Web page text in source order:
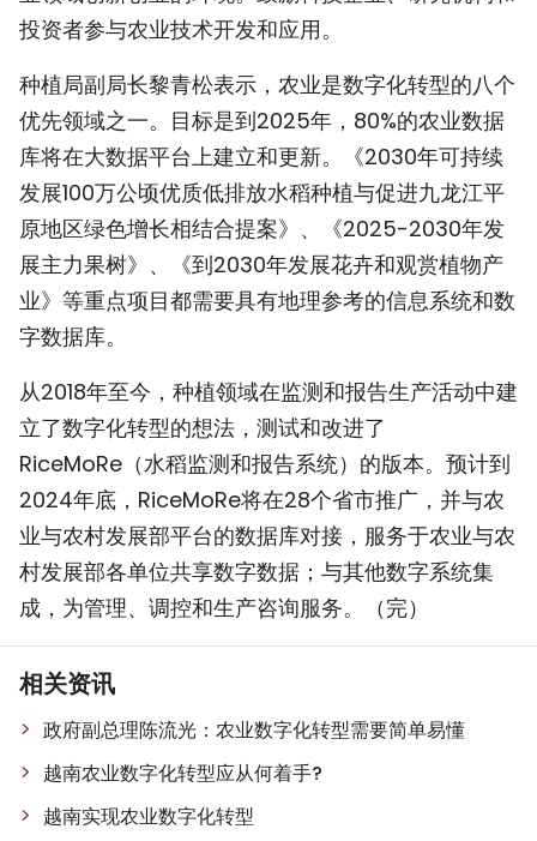
ESPAÑOL
投资者参与农业技术开发和应用。
种植局副局长黎青松表示，农业是数字化转型的八个
优先领域之一。目标是到2025年，80%的农业数据
库将在大数据平台上建立和更新。《2030年可持续
发展100万公顷优质低排放水稻种植与促进九龙江平
原地区绿色增长相结合提案》、《2025-2030年发
展主力果树》、《到2030年发展花卉和观赏植物产
业》等重点项目都需要具有地理参考的信息系统和数
字数据库。
从2018年至今，种植领域在监测和报告生产活动中建
立了数字化转型的想法，测试和改进了
RiceMoRe（水稻监测和报告系统）的版本。预计到
2024年底，RiceMoRe将在28个省市推广，并与农
业与农村发展部平台的数据库对接，服务于农业与农
村发展部各单位共享数字数据；与其他数字系统集
成，为管理、调控和生产咨询服务。（完）
相关资讯
政府副总理陈流光：农业数字化转型需要简单易懂
越南农业数字化转型应从何着手?
越南实现农业数字化转型